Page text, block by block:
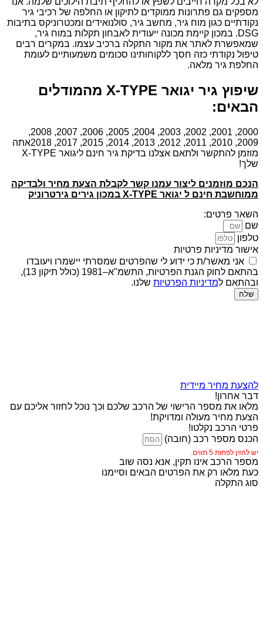
מספקים גם פתרונות ממוקדים לתיקון או החלפה של רכיבי גיר
נקודתיים כגון מוח גיר, מחשב גיר, סולנואידים ומכטרוניקס בתיבות
DSG. במכון קיימת מכונה ייעודית לאבחון תקלות במוח גיר,
שמאפשרת לאתר את מקור התקלה ברכיב עצמו. במקרים רבים
טיפול נקודתי כזה חסך ללקוחותינו סכומים משמעותיים לעומת
החלפת גיר מלאה.
שיפוץ גיר יגואר X-TYPE מהמודלים
הבאים:
2000, 2001, 2002, 2003, 2004, 2005, 2006, 2007, 2008,
2009, 2010, 2011, 2012, 2013, 2014, 2015, 2017, 2018אתה
מוזמן להתקשר ולתאם אצלנו בדיקת גיר חינם ליגואר X-TYPE
שלך!
הנכם מוזמנים ליצור עמנו קשר לקבלת הצעת מחיר ולבדיקה
ממוחשבת חינם ל יגואר X-TYPE במכון גירים גירטרוניק
השאר פרטים:
שם
טלפון
אישור מדיניות פרטיות
אני מאשר/ת כי ידוע לי שהפרטים שמסרתי יישמרו ויעובדו
בהתאם לחוק הגנת הפרטיות, התשמ"א–1981 (כולל תיקון 13),
ובהתאם למדיניות הפרטיות שלנו.
שלח
להצעת מחיר מיידית
דבר אחרון!
מלאו את מספר הרישוי של הרכב שלכם וכך נוכל לחזור אליכם עם
הצעת מחיר מעולה ומדויקת!
פרטי הרכב נקלטו!
הכנס מספר רכב (חובה)
יש להזין לפחות 5 תווים.
מספר הרכב אינו תקין, אנא נסה שוב
כעת מלאו רק את הפרטים הבאים וסיימנו
סוג התקלה